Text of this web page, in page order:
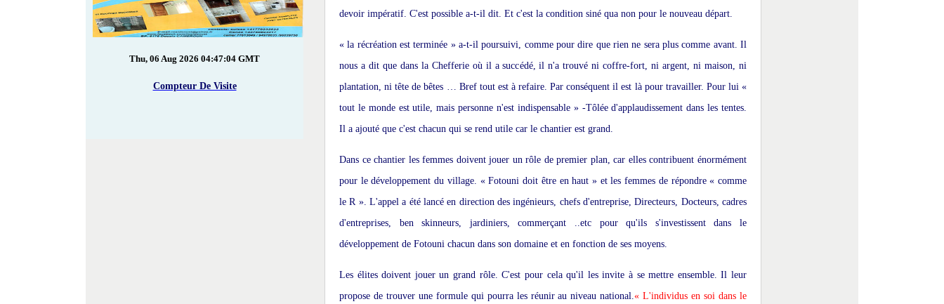
Thu, 06 Aug 2026 04:47:04 GMT
Compteur De Visite
devoir impératif. C'est possible a-t-il dit. Et c'est la condition siné qua non pour le nouveau départ.
« la récréation est terminée » a-t-il poursuivi, comme pour dire que rien ne sera plus comme avant. Il
nous a dit que dans la Chefferie où il a succédé, il n'a trouvé ni coffre-fort, ni argent, ni maison, ni
plantation, ni tête de bêtes … Bref tout est à refaire. Par conséquent il est là pour travailler. Pour lui «
tout le monde est utile, mais personne n'est indispensable » -Tôlée d'applaudissement dans les tentes.
Il a ajouté que c'est chacun qui se rend utile car le chantier est grand.
Dans ce chantier les femmes doivent jouer un rôle de premier plan, car elles contribuent énormément
pour le développement du village. « Fotouni doit être en haut » et les femmes de répondre « comme
le R ». L'appel a été lancé en direction des ingénieurs, chefs d'entreprise, Directeurs, Docteurs, cadres
d'entreprises, ben skinneurs, jardiniers, commerçant ..etc pour qu'ils s'investissent dans le
développement de Fotouni chacun dans son domaine et en fonction de ses moyens.
Les élites doivent jouer un grand rôle. C'est pour cela qu'il les invite à se mettre ensemble. Il leur
propose de trouver une formule qui pourra les réunir au niveau national.« L'individus en soi dans le